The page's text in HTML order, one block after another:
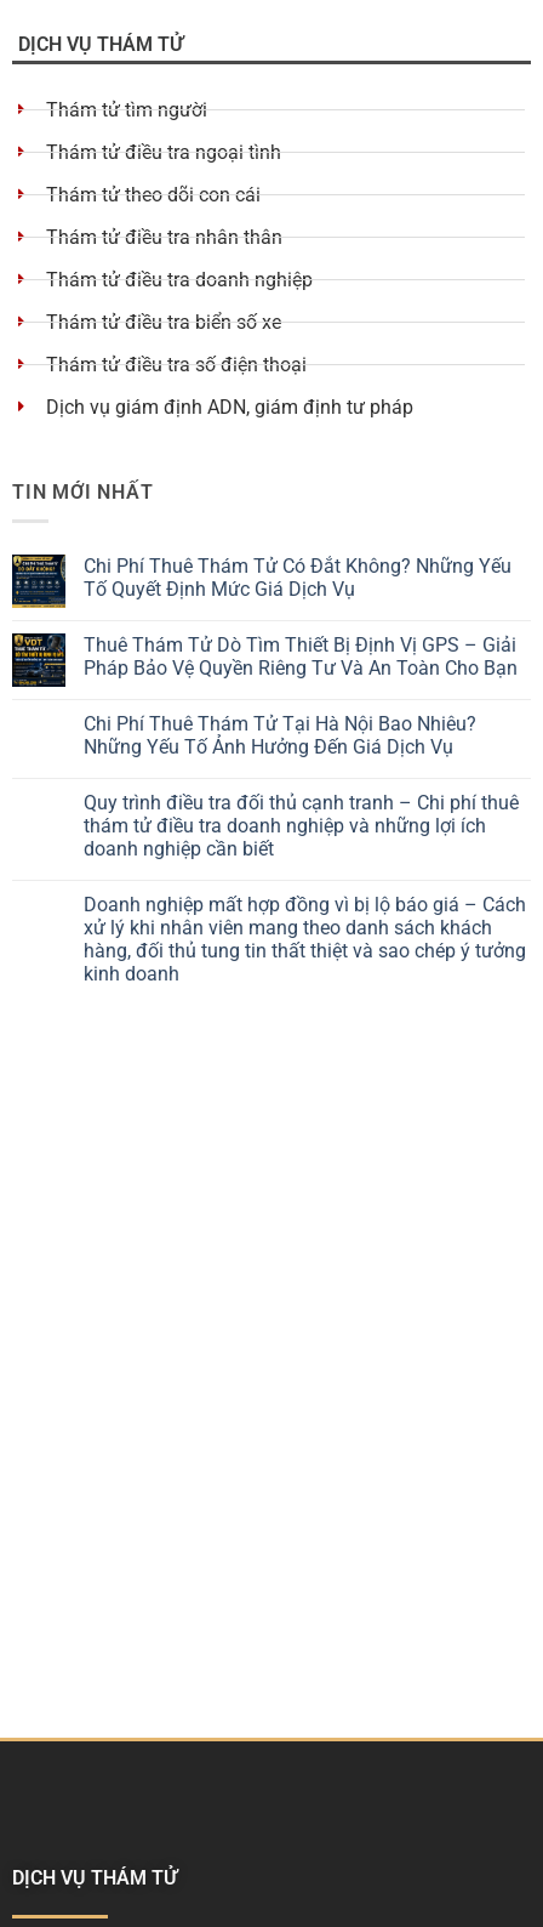
DỊCH VỤ THÁM TỬ
Thám tử tìm người
Thám tử điều tra ngoại tình
Thám tử theo dõi con cái
Thám tử điều tra nhân thân
Thám tử điều tra doanh nghiệp
Thám tử điều tra biển số xe
Thám tử điều tra số điện thoại
Dịch vụ giám định ADN, giám định tư pháp
TIN MỚI NHẤT
Chi Phí Thuê Thám Tử Có Đắt Không? Những Yếu
Tố Quyết Định Mức Giá Dịch Vụ
Thuê Thám Tử Dò Tìm Thiết Bị Định Vị GPS – Giải
Pháp Bảo Vệ Quyền Riêng Tư Và An Toàn Cho Bạn
Chi Phí Thuê Thám Tử Tại Hà Nội Bao Nhiêu?
Những Yếu Tố Ảnh Hưởng Đến Giá Dịch Vụ
Quy trình điều tra đối thủ cạnh tranh – Chi phí thuê
thám tử điều tra doanh nghiệp và những lợi ích
doanh nghiệp cần biết
Doanh nghiệp mất hợp đồng vì bị lộ báo giá – Cách
xử lý khi nhân viên mang theo danh sách khách
hàng, đối thủ tung tin thất thiệt và sao chép ý tưởng
kinh doanh
DỊCH VỤ THÁM TỬ